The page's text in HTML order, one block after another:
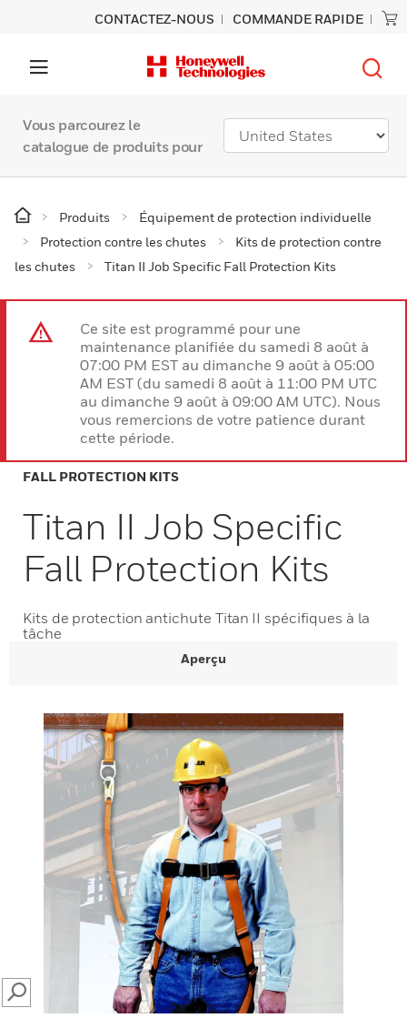
CONTACTEZ-NOUS COMMANDE RAPIDE
Vous parcourez le
catalogue de produits pour
Produits
Équipement de protection individuelle
Protection contre les chutes
Kits de protection contre
les chutes
Titan II Job Specific Fall Protection Kits
Ce site est programmé pour une
maintenance planifiée du samedi 8 août à
07:00 PM EST au dimanche 9 août à 05:00
AM EST (du samedi 8 août à 11:00 PM UTC
au dimanche 9 août à 09:00 AM UTC). Nous
vous remercions de votre patience durant
cette période.
FALL PROTECTION KITS
Titan II Job Specific
Fall Protection Kits
Kits de protection antichute Titan II spécifiques à la
tâche
Aperçu
SEARCH